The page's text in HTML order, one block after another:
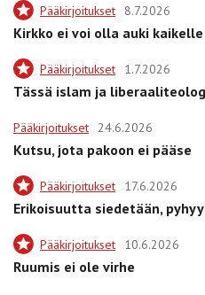
Pääkirjoitukset 8.7.2026
Kirkko ei voi olla auki kaikelle
Pääkirjoitukset 1.7.2026
Tässä islam ja
Pääkirjoitukset 24.6.2026
Kutsu, jota pakoon ei pääse
Pääkirjoitukset 17.6.2026
Erikoisuutta siedetään,
Pääkirjoitukset 10.6.2026
Ruumis ei ole virhe